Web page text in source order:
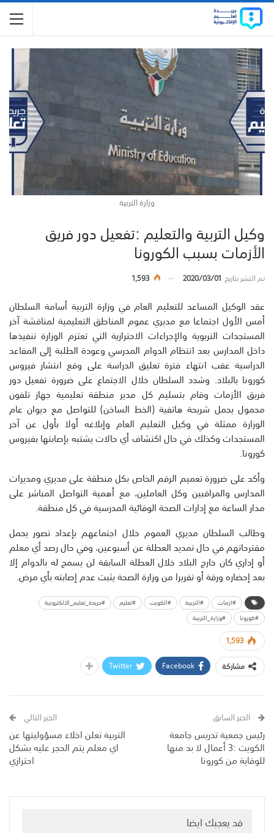
وزارة التربية
وكيل التربية والتعليم :تفعيل دور فريق
الأزمات بسبب الكورونا
تم النشر بتاريخ 2020/03/01
1,593
عقد الوكيل المساعد للتعليم العام في وزارة التربية أسامة السلطان
أمس الأول اجتماعا مع مديري عموم المناطق التعليمية لمناقشة آخر
المستجدات التربوية والإجراءات الاحترازية التي تعتزم الوزارة تنفيذها
داخل المدارس بعد انتظام الدوام المدرسي وعودة الطلبة إلى المقاعد
الدراسية عقب انتهاء فترة تعليق الدراسة على وقع انتشار فيروس
كورونا بالبلاد. وشدد السلطان خلال الاجتماع على ضرورة تفعيل دور
فريق الأزمات وقام بتسليم كل مدير منطقة تعليمية جهاز تلفون
محمول يحمل شريحة هاتفية (الخط الساخن) للتواصل مع ديوان عام
الوزارة ممثلة في وكيل التعليم العام وإبلاغه أولا بأول عن آخر
المستجدات وكذلك في حال اكتشاف أي حالات يشتبه بإصابتها بفيروس
كورونا.
وأكد على ضرورة تعميم الرقم الخاص بكل منطقة على مديري ومديرات
المدارس والمراقبين وكل العاملين، مع أهمية التواصل المباشر على
مدار الساعة مع إدارات الصحة الوقائية المدرسية في كل منطقة.
وطالب السلطان مديري العموم خلال اجتماعهم بإعداد تصور يحمل
مقترحاتهم في حال تمديد العطلة عن أسبوعين، وفي حال رصد أي معلم
أو إداري كان خارج البلاد خلال العطلة السابقة لن يسمح له بالدوام إلا
بعد إحضاره ورقة أو تقريرا من وزارة الصحة يثبت عدم إصابته بأي مرض.
#ازمات #التربية #الكويت #تعليم
#جريدة_تعليم_الالكترونية
#كورونا
#وزارة_التربية
1,593
مشاركة
Facebook
Twitter
الخبر السابق
رئيس جمعية تدريس جامعة
الكويت :3 أعمال لا بد منها
للوقاية من كورونا
الخبر التالي
التربية تعلن اخلاء مسؤوليتها عن
اي معلم يتم الحجر عليه بشكل
احترازي
قد يعجبك ايضا